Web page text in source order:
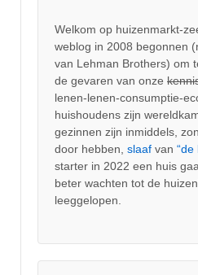
Welkom op huizenmarkt-
weblog in 2008 begonnen
van Lehman Brothers) om
de gevaren van onze
lenen-lenen-consumptie-
huishoudens zijn
gezinnen zijn inmiddels,
door hebben, slaaf van “de
starter in 2022 een huis
beter wachten tot de
leeggelopen.